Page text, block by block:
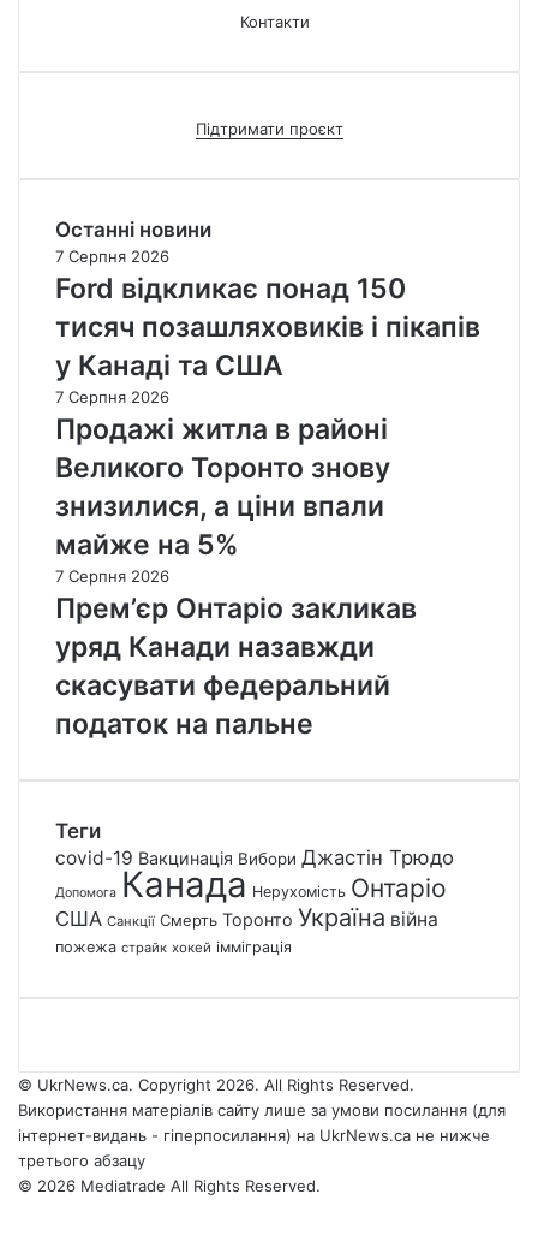
Контакти
Підтримати проєкт
Останні новини
7 Серпня 2026
Ford відкликає понад 150
тисяч позашляховиків і пікапів
у Канаді та США
7 Серпня 2026
Продажі житла в районі
Великого Торонто знову
знизилися, а ціни впали
майже на 5%
7 Серпня 2026
Прем’єр Онтаріо закликав
уряд Канади назавжди
скасувати федеральний
податок на пальне
Теги
covid-19 Вакцинація Вибори Джастін Трюдо
Допомога Канада Нерухомість Онтаріо
США Санкції Смерть Торонто Україна війна
пожежа страйк хокей імміграція
© UkrNews.ca. Copyright 2026. All Rights Reserved.
Використання матеріалів сайту лише за умови посилання (для
інтернет-видань - гіперпосилання) на UkrNews.ca не нижче
третього абзацу
© 2026 Mediatrade All Rights Reserved.